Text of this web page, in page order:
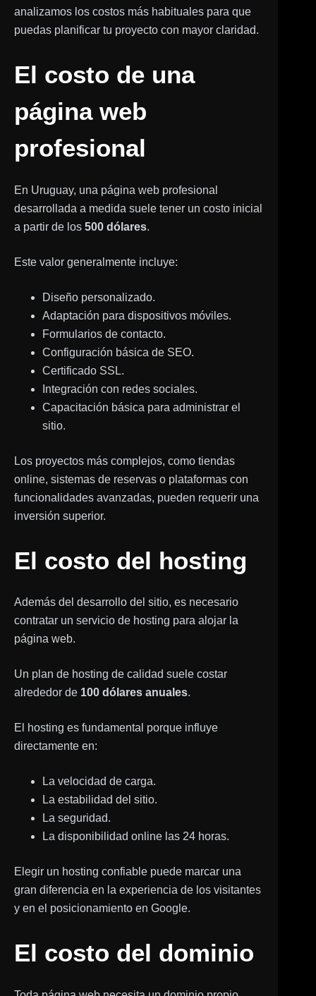
analizamos los costos más habituales para que
puedas planificar tu proyecto con mayor claridad.
El costo de una
página web
profesional
En Uruguay, una página web profesional
desarrollada a medida suele tener un costo inicial
a partir de los 500 dólares.
Este valor generalmente incluye:
Diseño personalizado.
Adaptación para dispositivos móviles.
Formularios de contacto.
Configuración básica de SEO.
Certificado SSL.
Integración con redes sociales.
Capacitación básica para administrar el
sitio.
Los proyectos más complejos, como tiendas
online, sistemas de reservas o plataformas con
funcionalidades avanzadas, pueden requerir una
inversión superior.
El costo del hosting
Además del desarrollo del sitio, es necesario
contratar un servicio de hosting para alojar la
página web.
Un plan de hosting de calidad suele costar
alrededor de 100 dólares anuales.
El hosting es fundamental porque influye
directamente en:
La velocidad de carga.
La estabilidad del sitio.
La seguridad.
La disponibilidad online las 24 horas.
Elegir un hosting confiable puede marcar una
gran diferencia en la experiencia de los visitantes
y en el posicionamiento en Google.
El costo del dominio